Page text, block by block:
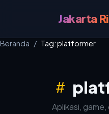
Jakarta
Beranda Tag: platformer
Aplikasi,